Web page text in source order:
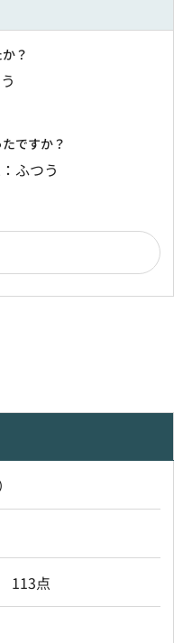
？
ですか？
ふつう
113点